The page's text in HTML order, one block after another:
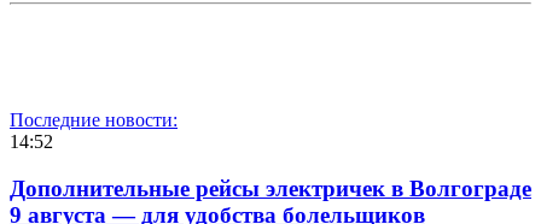
Последние новости:
14:52
Дополнительные рейсы электричек в Волгограде
9 августа — для удобства болельщиков